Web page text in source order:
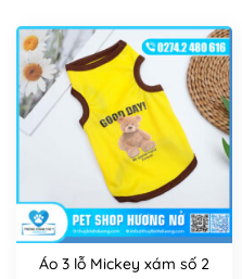
Áo 3 lỗ Mickey xám số 2